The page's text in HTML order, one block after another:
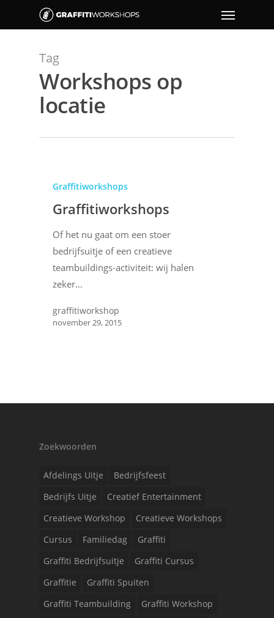
Tag
Workshops op
locatie
Graffitiworkshops
Graffitiworkshops
Of het nu gaat om een stoer
bedrijfsuitje of een creatieve
teambuildings-activiteit: wij halen
zeker…
graffitiworkshop
november 29, 2015
Zoekwoorden
Afdelings Uitje
Bedrijfsfeest
Bedrijfs Uitje
Creatief Entertainment
Creatieve Workshop
Creatieve Workshops
Cursus
Familiedag
Graffiti
Graffiti Bedrijfsuitje
Graffiti Cursus
Graffitie
Graffiti Spuiten
Graffiti Teambuilding
Graffiti Workshop